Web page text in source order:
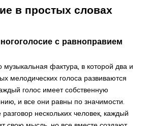
в простых словах
с равноправием
фактура, в которой два и
мелодических голоса развиваются
голос имеет собственную
и все они равны по значимости.
нескольких человек, каждый